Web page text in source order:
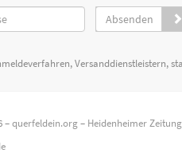
Absenden
Versanddienstleistern,
–querfeldein.org– Heidenheimer